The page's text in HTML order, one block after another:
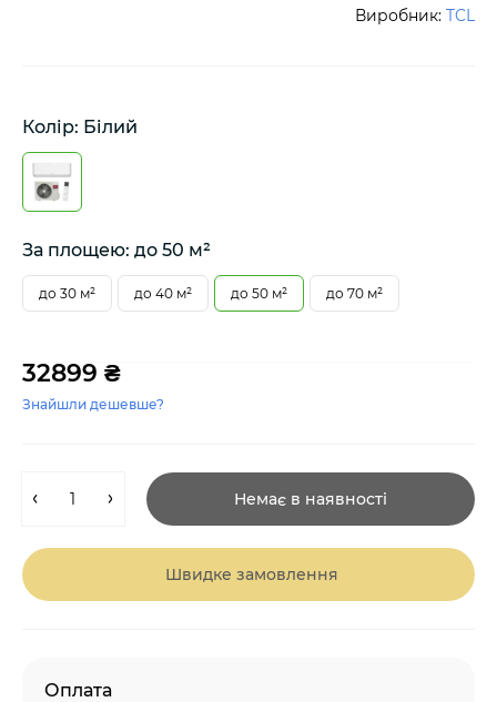
Виробник: TCL
Колір: Білий
За площею: до 50 м²
до 30 м² до 40 м² до 50 м² до 70 м²
32899 ₴
Знайшли дешевше?
Немає в наявності
Швидке замовлення
Оплата